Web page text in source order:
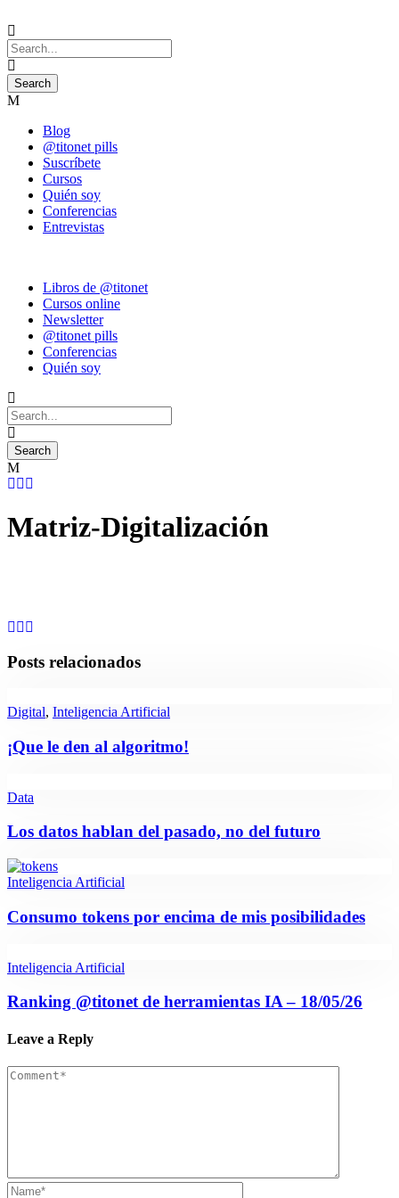
Blog
@titonet pills
Suscríbete
Cursos
Quién soy
Conferencias
Entrevistas
Libros de @titonet
Cursos online
Newsletter
@titonet pills
Conferencias
Quién soy
Matriz-Digitalización
Posts relacionados
Digital, Inteligencia Artificial
¡Que le den al algoritmo!
Data
Los datos hablan del pasado, no del futuro
Inteligencia Artificial
Consumo tokens por encima de mis posibilidades
Inteligencia Artificial
Ranking @titonet de herramientas IA – 18/05/26
Leave a Reply